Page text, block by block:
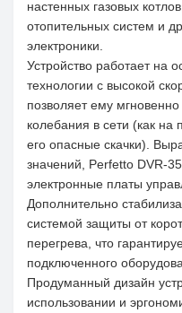
настенных газовых
отопительных систем и
электроники.
Устройство работает на
технологии с высокой
позволяет ему
колебания в сети (как
его опасные скачки).
значений, Perfetto DVR-
электронные платы
Дополнительно
системой защиты от
перегрева, что
подключенного
Продуманный дизайн
использовании и